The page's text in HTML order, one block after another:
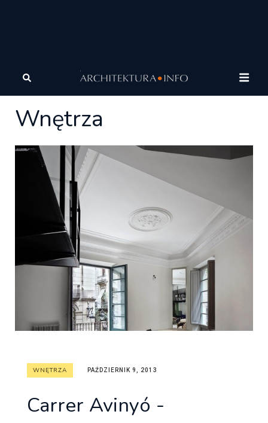
Architektura Wnętrza Wnętrza
Wnętrza
WNĘTRZA PAŹDZIERNIK 9, 2013
Carrer Avinyó -